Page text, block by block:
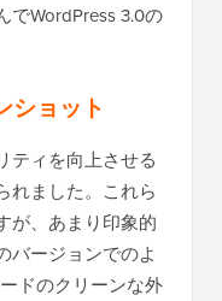
でWordPress 3.0の
ショット
ティを向上させる
れました。これら
が、あまり印象的
バージョンでのよ
ドのクリーンな外